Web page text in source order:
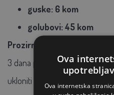
guske: 6 kom
golubovi: 45 kom
Prozirni pleksiglas
3 dana prije završetka valjenja,
ukloniti i jaja staviti na
Ova
Ova internetska